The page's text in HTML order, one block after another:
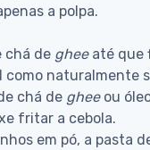
a polpa.
chá de gheeaté que
naturalmente
chá de gheeou
fritar a cebola.
em pó, a pasta